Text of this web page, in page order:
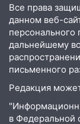
13:54 В
как
шторма
13:49
Все права
данном веб-
персонального
дальнейшему
письменного
Редакция
в Федеральной